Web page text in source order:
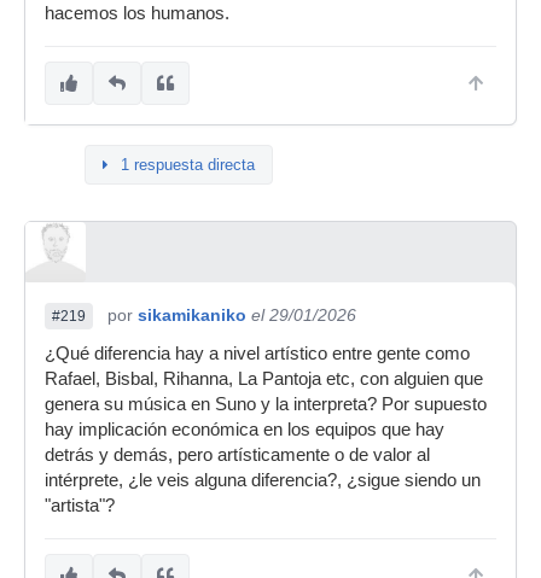
hacemos los humanos.
1 respuesta directa
#219 por sikamikaniko el 29/01/2026
¿Qué diferencia hay a nivel artístico entre gente como
Rafael, Bisbal, Rihanna, La Pantoja etc, con alguien que
genera su música en Suno y la interpreta? Por supuesto
hay implicación económica en los equipos que hay
detrás y demás, pero artísticamente o de valor al
intérprete, ¿le veis alguna diferencia?, ¿sigue siendo un
"artista"?